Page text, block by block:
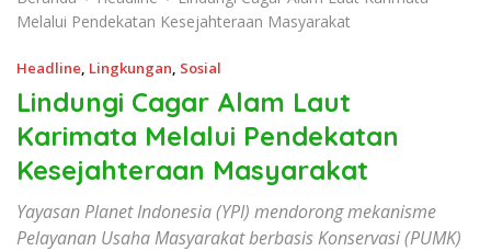
Melalui Pendekatan Kesejahteraan Masyarakat
Headline, Lingkungan, Sosial
Lindungi Cagar Alam Laut
Karimata Melalui Pendekatan
Kesejahteraan Masyarakat
Yayasan Planet Indonesia (YPI) mendorong mekanisme
Pelayanan Usaha Masyarakat berbasis Konservasi (PUMK)